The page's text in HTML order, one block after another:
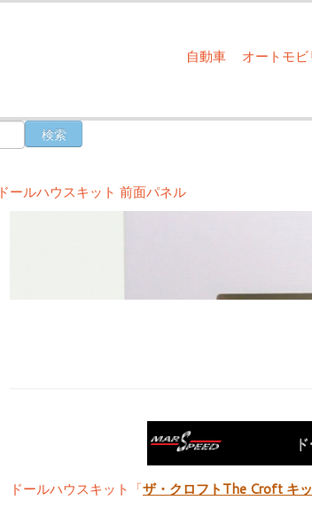
自動車 オートモ
ドールハウスキット 前面パネル
ドールハウスキット「ザ・クロフトThe Croft キ